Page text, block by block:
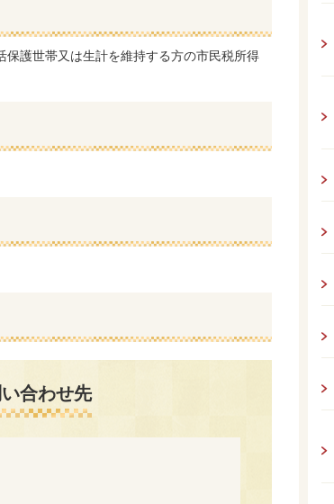
護世帯又は生計を維持する方の市民税所得
合わせ先